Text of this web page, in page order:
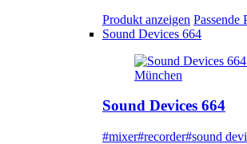
Produkt anzeigen Passende
Sound Devices 664
Sound Devices 664
#mixer#recorder#sound